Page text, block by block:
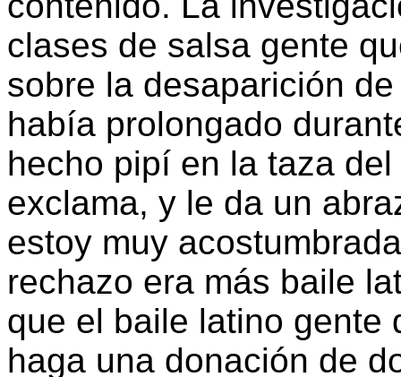
clases de salsa gente
sobre la desaparición
había prolongado
hecho pipí en la taza
exclama, y le da un
estoy muy
rechazo era más baile
que el baile latino gente
haga una donación de